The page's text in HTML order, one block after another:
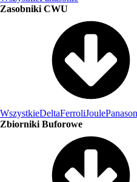
Zasobniki CWU
WszystkieDeltaFerroliJoule
Zbiorniki Buforowe